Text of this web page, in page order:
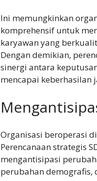
Ini memungkinkan
komprehensif untuk
karyawan yang
Dengan demikian,
sinergi antara
mencapai keberhasilan
Organisasi beroperasi
Perencanaan strategis
mengantisipasi
perubahan demografis,